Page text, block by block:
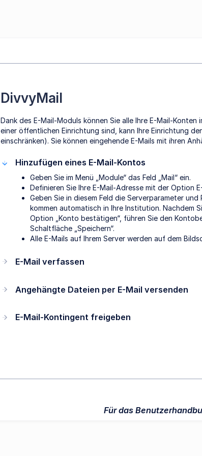
DivvyMail
Dank des E-Mail-Moduls können Sie alle Ihre E-Mail-
einer öffentlichen Einrichtung sind, kann Ihre Einrichtung
einschränken). Sie können eingehende E-Mails mit ihren
Hinzufügen eines E-Mail-Kontos
Geben Sie im Menü „Module“ das Feld „Mail“ ein.
Definieren Sie Ihre E-Mail-Adresse mit der Option
Geben Sie in diesem Feld die Serverparameter
kommen automatisch in Ihre Institution. Nachdem
Option „Konto bestätigen“, führen Sie den
Schaltfläche „Speichern“.
Alle E-Mails auf Ihrem Server werden auf dem
E-Mail verfassen
Angehängte Dateien per E-Mail versenden
E-Mail-Kontingent freigeben
Für das